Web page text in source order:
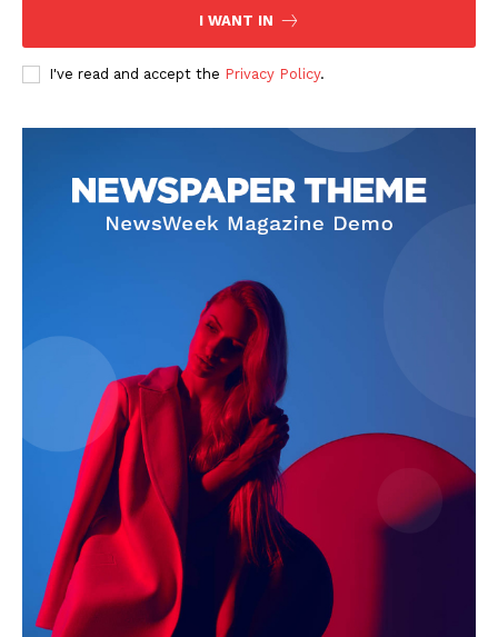
I WANT IN
I've read and accept the Privacy Policy.